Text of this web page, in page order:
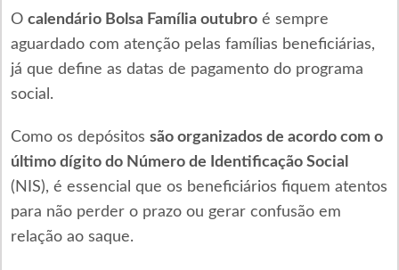
O calendário Bolsa Família outubroé sempre
aguardado com atenção pelas famílias beneficiárias,
já que define as datas de pagamento do programa
social.
Como os depósitos são organizados de acordo com o
último dígito do Número de Identificação Social
(NIS), é essencial que os beneficiários fiquem atentos
para não perder o prazo ou gerar confusão em
relação ao saque.